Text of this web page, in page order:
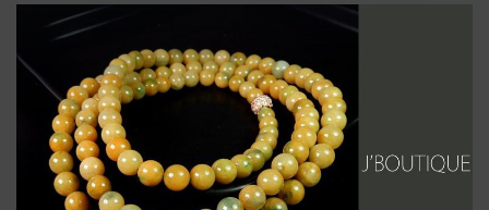
Skip
the
end
images
gallery